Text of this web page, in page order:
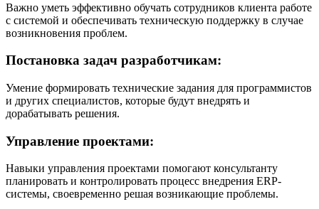
Важно уметь эффективно обучать сотрудников клиента работе
с системой и обеспечивать техническую поддержку в случае
возникновения проблем.
Постановка задач разработчикам:
Умение формировать технические задания для программистов
и других специалистов, которые будут внедрять и
дорабатывать решения.
Управление проектами:
Навыки управления проектами помогают консультанту
планировать и контролировать процесс внедрения ERP-
системы, своевременно решая возникающие проблемы.